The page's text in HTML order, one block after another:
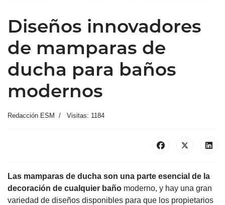
Diseños innovadores
de mamparas de
ducha para baños
modernos
Redacción ESM Visitas: 1184
Las mamparas de ducha son una parte esencial de la
decoración de cualquier baño moderno, y hay una gran
variedad de diseños disponibles para que los propietarios